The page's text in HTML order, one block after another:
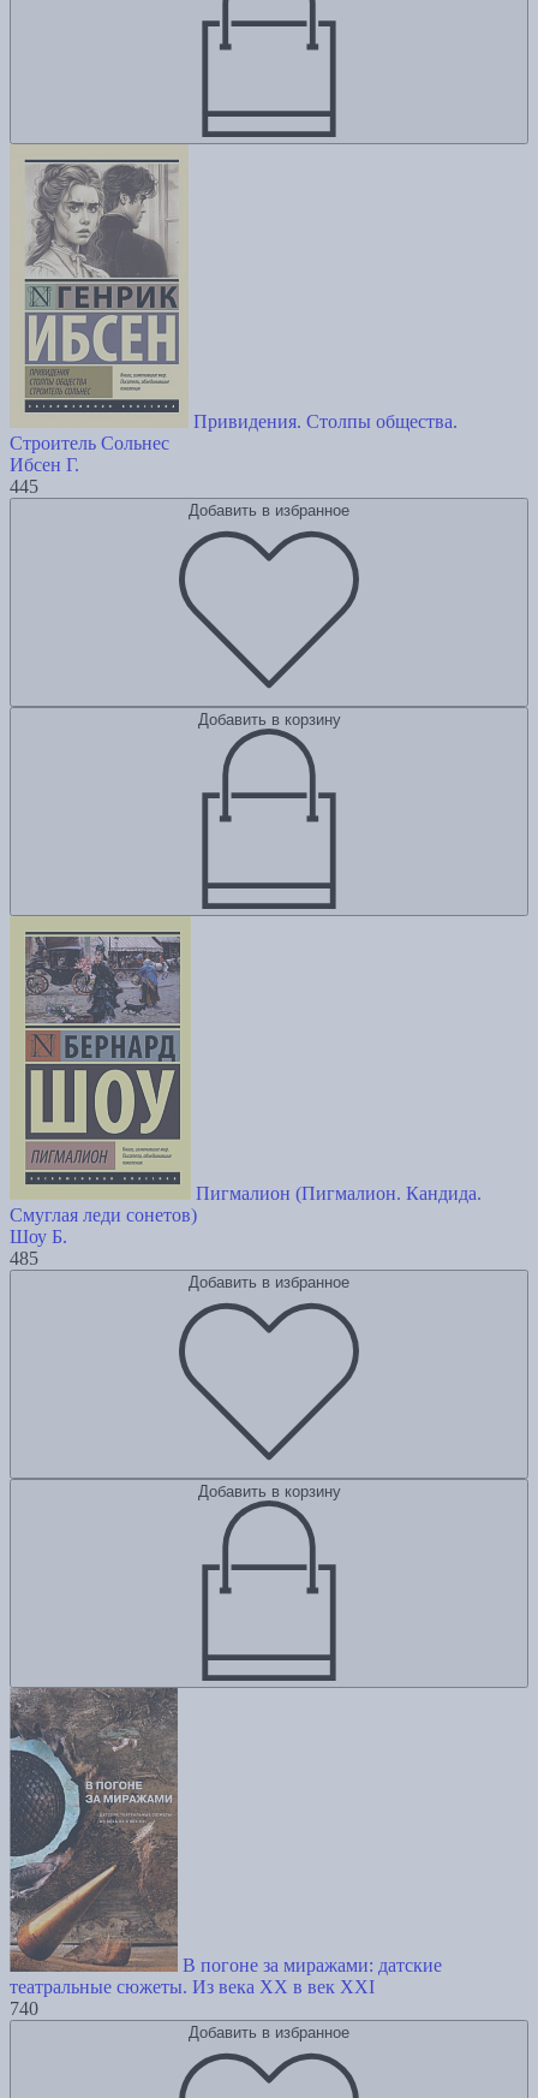
Привидения. Столпы общества.
Строитель Сольнес
Ибсен Г.
445
Добавить в избранное
Добавить в корзину
Пигмалион (Пигмалион. Кандида.
Смуглая леди сонетов)
Шоу Б.
485
Добавить в избранное
Добавить в корзину
В погоне за миражами: датские
театральные сюжеты. Из века XX в век XXI
740
Добавить в избранное